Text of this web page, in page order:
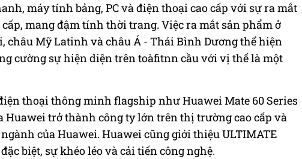
máy tính bảng, PC và điện thoại cao cấp với sự ra mắt
mang đậm tính thời trang. Việc ra mắt sản phẩm ở
châu Mỹ Latinh và châu Á - Thái Bình Dương thể hiện
cường sự hiện diện trên toàfitnn cầu với vị thế là một
thoại thông minh flagship như Huawei Mate 60 Series
Huawei trở thành công ty lớn trên thị trường cao cấp và
của Huawei. Huawei cũng giới thiệu ULTIMATE
biệt, sự khéo léo và cải tiến công nghệ.